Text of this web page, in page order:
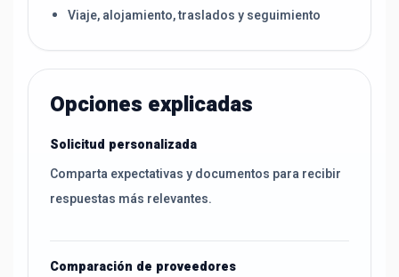
Viaje, alojamiento, traslados y seguimiento
Opciones explicadas
Solicitud personalizada
Comparta expectativas y documentos para recibir
respuestas más relevantes.
Comparación de proveedores